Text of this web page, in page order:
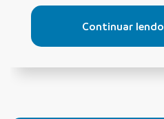
Continuar lendo